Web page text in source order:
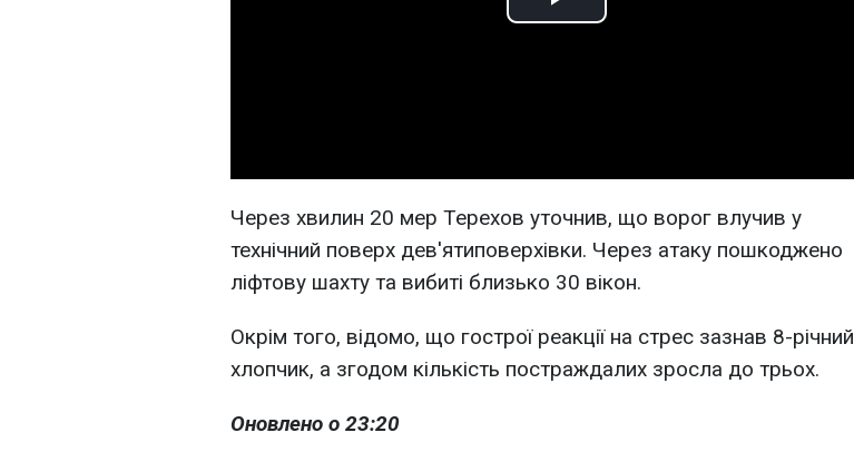
Play
Через хвилин 20 мер Терехов уточнив, що ворог влучив у
технічний поверх дев'ятиповерхівки. Через атаку пошкоджено
ліфтову шахту та вибиті близько 30 вікон.
Окрім того, відомо, що гострої реакції на стрес зазнав 8-річний
хлопчик, а згодом кількість постраждалих зросла до трьох.
Оновлено о 23:20